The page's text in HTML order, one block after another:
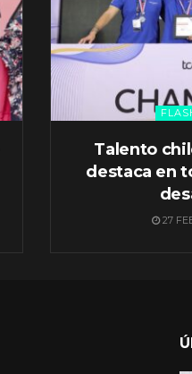
Talento
destaca en
27